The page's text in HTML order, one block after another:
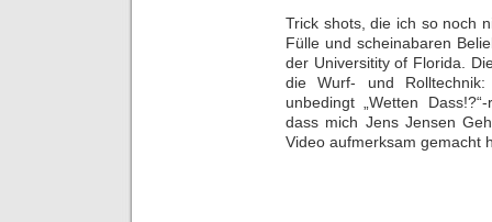
Trick shots, die ich so noch
Fülle und scheinabaren
der Universitity of Florida.
die Wurf- und Rolltechnik:
unbedingt „Wetten
dass mich Jens Jensen
Video aufmerksam gemacht